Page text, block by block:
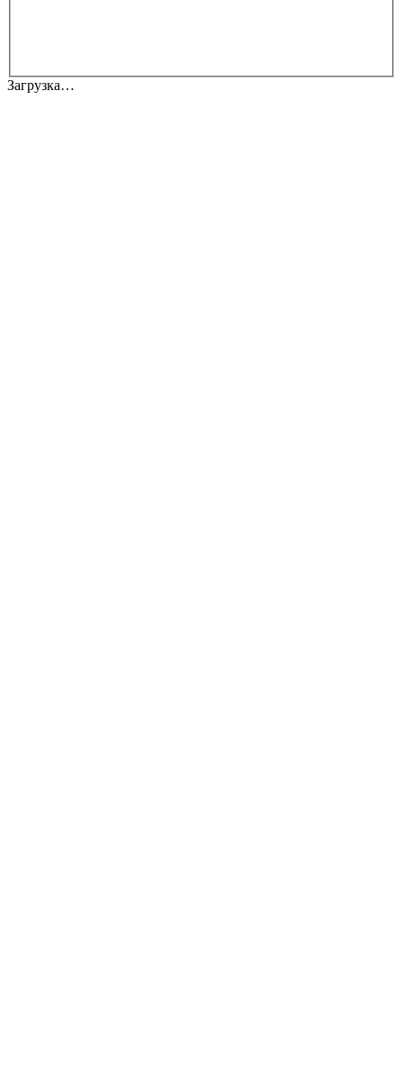
Загрузка…